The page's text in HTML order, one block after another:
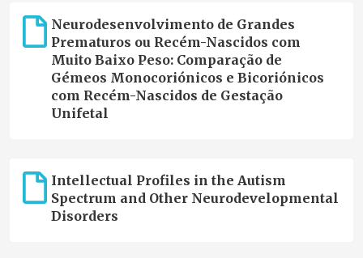
Neurodesenvolvimento de Grandes
Prematuros ou Recém-Nascidos com
Muito Baixo Peso: Comparação de
Gémeos Monocoriónicos e Bicoriónicos
com Recém-Nascidos de Gestação
Unifetal
Intellectual Profiles in the Autism
Spectrum and Other Neurodevelopmental
Disorders